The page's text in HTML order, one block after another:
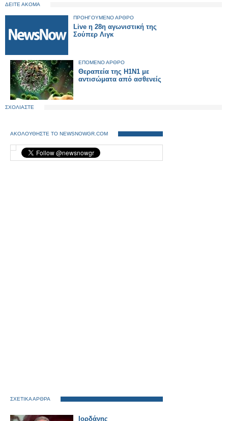
ΔΕΙΤΕ ΑΚΟΜΑ
ΠΡΟΗΓΟΥΜΕΝΟ ΑΡΘΡΟ
Live η 28η αγωνιστική της
Σούπερ Λιγκ
ΕΠΟΜΕΝΟ ΑΡΘΡΟ
Θεραπεία της Η1Ν1 με
αντισώματα από ασθενείς
ΣΧΟΛΙΑΣΤΕ
ΑΚΟΛΟΥΘΗΣΤΕ ΤΟ NEWSNOWGR.COM
ΣΧΕΤΙΚΑ ΑΡΘΡΑ
Ιορδάνης